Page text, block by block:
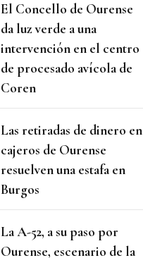
El Concello de Ourense
da luz verde a una
intervención en el centro
de procesado avícola de
Coren
Las retiradas de dinero en
cajeros de Ourense
resuelven una estafa en
Burgos
La A-52, a su paso por
Ourense, escenario de la